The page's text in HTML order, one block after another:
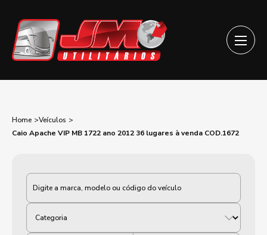
Home
Veículos
Caio Apache VIP MB 1722 ano 2012 36 lugares à venda COD.1672
Categoria